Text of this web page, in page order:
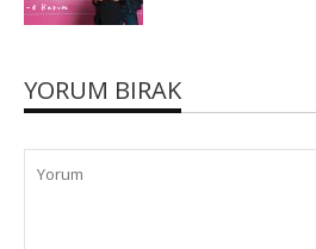
YORUM BIRAK